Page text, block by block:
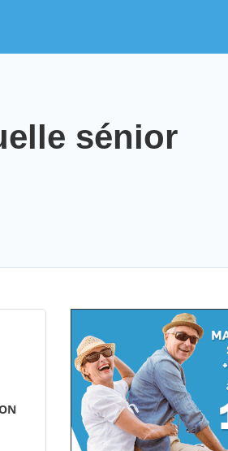
sénior